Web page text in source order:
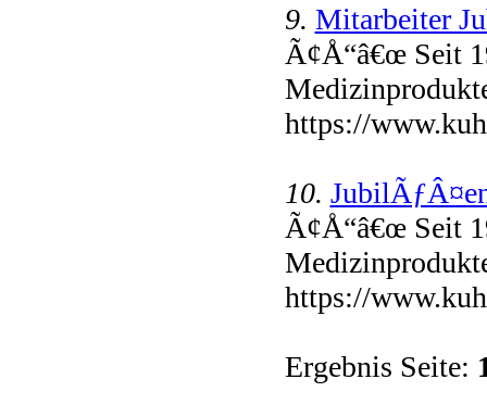
9. Mitarbeiter
Ã¢Å“â€œ Seit
https://
10.
Ã¢Å“â€œ Seit
https://
Ergebnis Seite: